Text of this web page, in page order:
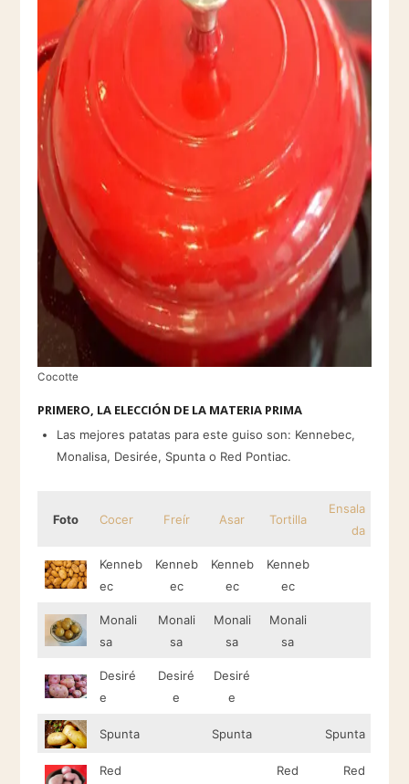
Cocotte
PRIMERO, LA ELECCIÓN DE LA MATERIA PRIMA
Las mejores patatas para este guiso son: Kennebec,
Monalisa, Desirée, Spunta o Red Pontiac.
Foto Cocer Freír Asar Tortilla
Ensala
da
Kenneb
ec
Kenneb
ec
Kenneb
ec
Kenneb
ec
Monali
sa
Monali
sa
Monali
sa
Monali
sa
Desiré
e
Desiré
e
Desiré
e
Spunta Spunta Spunta
Red
Red
Red